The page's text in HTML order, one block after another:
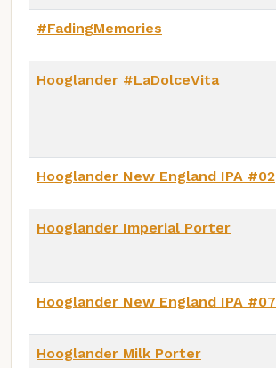
#FadingMemories
Hooglander #LaDolceVita
Hooglander New England IPA #02
Hooglander Imperial Porter
Hooglander New England IPA #07
Hooglander Milk Porter